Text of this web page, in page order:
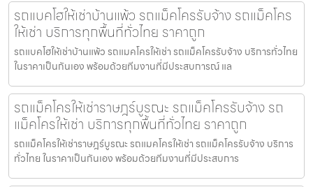
รถแบคโฮให้เช่าบ้านแพ้ว รถแม็คโครรับจ้าง รถแม็คโคร
ให้เช่า บริการทุกพื้นที่ทั่วไทย ราคาถูก
รถแบคโฮให้เช่าบ้านแพ้ว รถแมคโครให้เช่า รถแม็คโครรับจ้าง บริการทั่วไทย
ในราคาเป็นกันเอง พร้อมด้วยทีมงานที่มีประสบการณ์ แล
รถแม็คโครให้เช่าราษฎร์บูรณะ รถแม็คโครรับจ้าง รถ
แม็คโครให้เช่า บริการทุกพื้นที่ทั่วไทย ราคาถูก
รถแม็คโครให้เช่าราษฎร์บูรณะ รถแมคโครให้เช่า รถแม็คโครรับจ้าง บริการ
ทั่วไทย ในราคาเป็นกันเอง พร้อมด้วยทีมงานที่มีประสบการ